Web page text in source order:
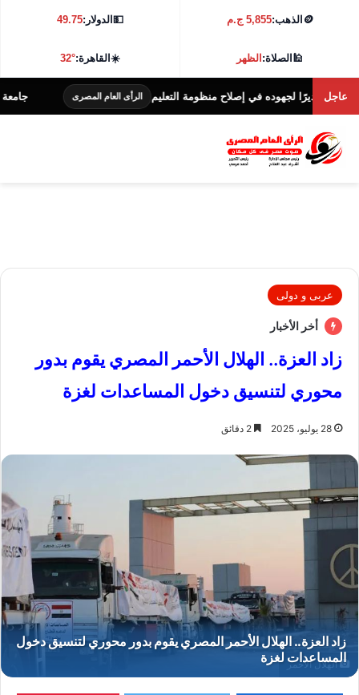
🪙 الذهب:5,855 ج.م 💵الدولار:49.75
🕌الصلاة:الظهر ☀️القاهرة:32°
عاجل
لجهوده في إصلاح منظومة التعليم الرأى العام المصرى جامعة كفر الشيخ تطلق
عربى و دولى
أخر الأخبار
زاد العزة.. الهلال الأحمر المصري يقوم بدور
محوري لتنسيق دخول المساعدات لغزة
28 يوليو، 2025
الهلال الأحمر